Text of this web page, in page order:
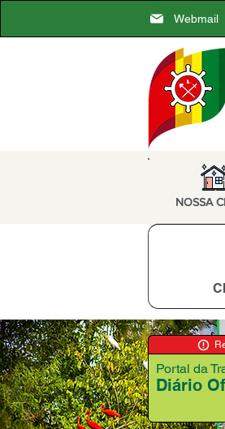
Webmail
NOSSA
Diário
Portal da